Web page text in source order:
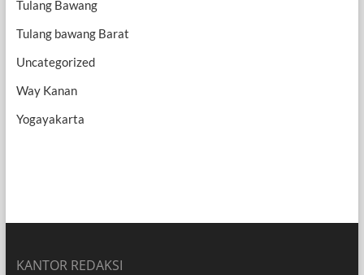
Tulang Bawang
Tulang bawang Barat
Uncategorized
Way Kanan
Yogayakarta
KANTOR REDAKSI